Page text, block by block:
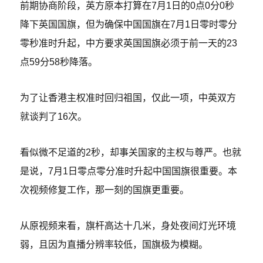
前期协商阶段，英方原本打算在7月1日的0点0分0秒
降下英国国旗，但为确保中国国旗在7月1日零时零分
零秒准时升起，中方要求英国国旗必须于前一天的23
点59分58秒降落。
为了让香港主权准时回归祖国，仅此一项，中英双方
就谈判了16次。
看似微不足道的2秒，却事关国家的主权与尊严。也就
是说，7月1日零点零分准时升起中国国旗很重要。本
次视频修复工作，那一刻的国旗更重要。
从原视频来看，旗杆高达十几米，身处夜间灯光环境
弱，且因为直播分辨率较低，国旗极为模糊。